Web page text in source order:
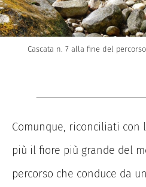
Cascata n. 7 alla fine del
Comunque, riconciliati con
più il fiore più grande del
percorso che conduce da